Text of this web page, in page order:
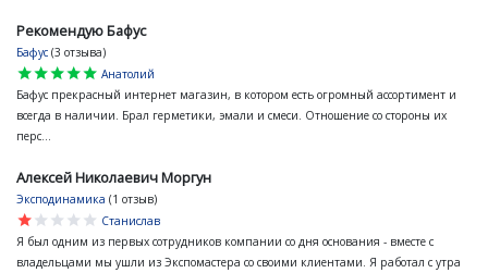
Рекомендую Бафус
Бафус (3 отзыва)
star
star
star
star
star
Анатолий
Бафус прекрасный интернет магазин, в котором есть огромный ассортимент и
всегда в наличии. Брал герметики, эмали и смеси. Отношение со стороны их
перс...
Алексей Николаевич Моргун
Эксподинамика (1 отзыв)
star
star
star
star
star
Станислав
Я был одним из первых сотрудников компании со дня основания - вместе с
владельцами мы ушли из Экспомастера со своими клиентами. Я работал с утра